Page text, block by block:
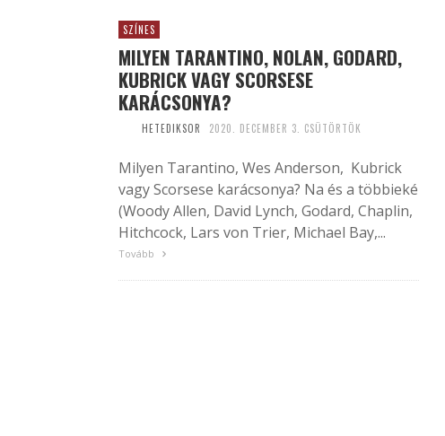
SZÍNES
MILYEN TARANTINO, NOLAN, GODARD,
KUBRICK VAGY SCORSESE
KARÁCSONYA?
HETEDIKSOR 2020. DECEMBER 3. CSÜTÖRTÖK
Milyen Tarantino, Wes Anderson, Kubrick
vagy Scorsese karácsonya? Na és a többieké
(Woody Allen, David Lynch, Godard, Chaplin,
Hitchcock, Lars von Trier, Michael Bay,...
Tovább